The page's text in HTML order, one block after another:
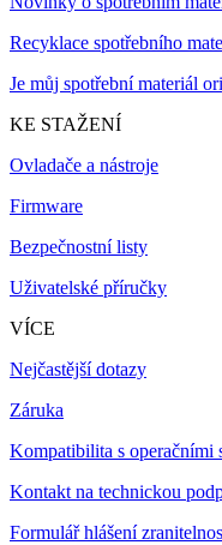
Recyklace spotřebního
Je můj spotřební materiál
KE STAŽENÍ
Ovladače a nástroje
Firmware
Bezpečnostní listy
Uživatelské příručky
VÍCE
Nejčastější dotazy
Záruka
Kompatibilita s operačními
Kontakt na technickou
Formulář hlášení